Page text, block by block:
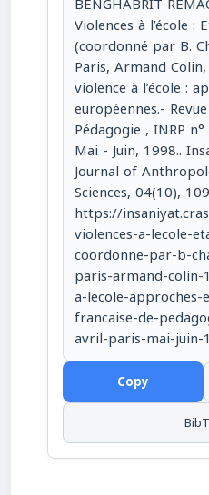
Violences à l’école :
(coordonné par B.
Paris, Armand
violence à l’école :
européennes.-
Pédagogie , INRP
Mai - Juin, 1998..
Journal of
Sciences, 04(10),
https://
violences-a-lecole-
coordonne-par-b-
paris-armand-
a-lecole-approches-
francaise-de-
avril-paris-mai-juin-
Copy